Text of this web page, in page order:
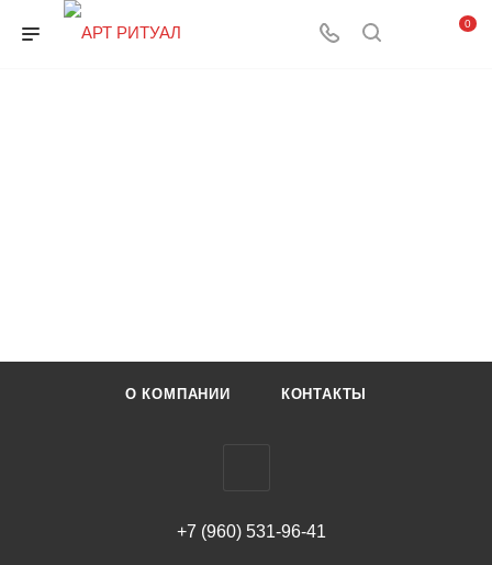
0
О КОМПАНИИ КОНТАКТЫ
+7 (960) 531-96-41